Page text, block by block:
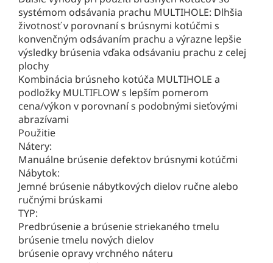
systémom odsávania prachu MULTIHOLE: Dlhšia
životnosť v porovnaní s brúsnymi kotúčmi s
konvenčným odsávaním prachu a výrazne lepšie
výsledky brúsenia vďaka odsávaniu prachu z celej
plochy
Kombinácia brúsneho kotúča MULTIHOLE a
podložky MULTIFLOW s lepším pomerom
cena/výkon v porovnaní s podobnými sieťovými
abrazívami
Použitie
Nátery:
Manuálne brúsenie defektov brúsnymi kotúčmi
Nábytok:
Jemné brúsenie nábytkových dielov ručne alebo
ručnými brúskami
TYP:
Predbrúsenie a brúsenie striekaného tmelu
brúsenie tmelu nových dielov
brúsenie opravy vrchného náteru